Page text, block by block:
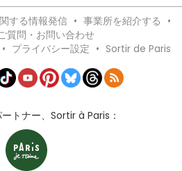
する情報発信 • 事業所を紹介する •
質問・お問い合わせ
• プライバシー設定 • Sortir de Paris
トナー、Sortir à Paris：